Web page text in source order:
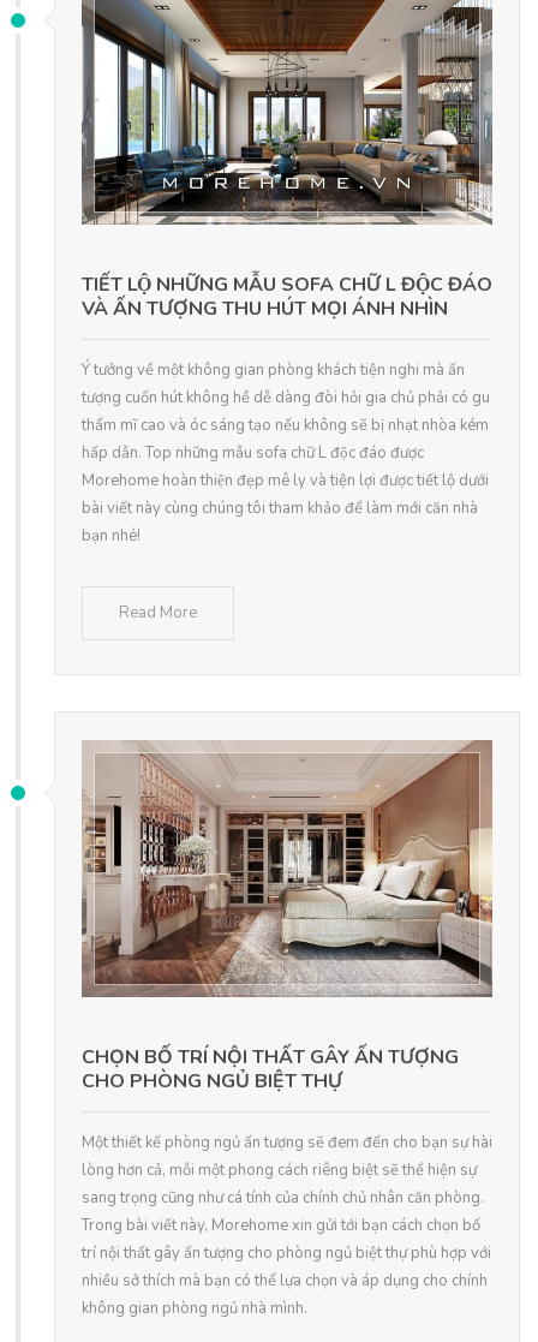
TIẾT LỘ NHỮNG MẪU SOFA CHỮ L ĐỘC ĐÁO
VÀ ẤN TƯỢNG THU HÚT MỌI ÁNH NHÌN
Ý tưởng về một không gian phòng khách tiện nghi mà ấn
tượng cuốn hút không hề dễ dàng đòi hỏi gia chủ phải có gu
thẩm mĩ cao và óc sáng tạo nếu không sẽ bị nhạt nhòa kém
hấp dẫn. Top những mẫu sofa chữ L độc đáo được
Morehome hoàn thiện đẹp mê ly và tiện lợi được tiết lộ dưới
bài viết này cùng chúng tôi tham khảo để làm mới căn nhà
bạn nhé!
Read More
CHỌN BỐ TRÍ NỘI THẤT GÂY ẤN TƯỢNG
CHO PHÒNG NGỦ BIỆT THỰ
Một thiết kế phòng ngủ ấn tượng sẽ đem đến cho bạn sự hài
lòng hơn cả, mỗi một phong cách riêng biệt sẽ thể hiện sự
sang trọng cũng như cá tính của chính chủ nhân căn phòng.
Trong bài viết này, Morehome xin gửi tới bạn cách chọn bố
trí nội thất gây ấn tượng cho phòng ngủ biệt thự phù hợp với
nhiều sở thích mà bạn có thể lựa chọn và áp dụng cho chính
không gian phòng ngủ nhà mình.